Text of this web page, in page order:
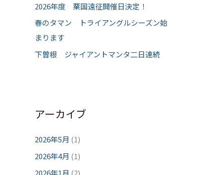
2026年度 粟国遠征開催日決定！
春のタマン トライアングルシーズン始
まります
下曽根 ジャイアントマンタ二日連続
アーカイブ
2026年5月 (1)
2026年4月 (1)
2026年1月 (2)